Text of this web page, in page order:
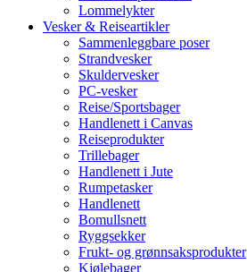
Lommelykter
Vesker & Reiseartikler
Sammenleggbare poser
Strandvesker
Skuldervesker
PC-vesker
Reise/Sportsbager
Handlenett i Canvas
Reiseprodukter
Trillebager
Handlenett i Jute
Rumpetasker
Handlenett
Bomullsnett
Ryggsekker
Frukt- og grønnsaksprodukter
Kjølebager